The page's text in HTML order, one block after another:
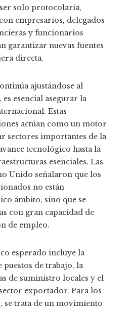
solo protocolaria,
empresarios, delegados
y funcionarios
garantizar nuevas fuentes
directa.
ajustándose al
esencial asegurar la
Estas
actúan como un motor
sectores importantes de la
tecnológico hasta la
esenciales. Las
Unido señalaron que los
no están
ámbito, sino que se
con gran capacidad de
de empleo.
esperado incluye la
puestos de trabajo, la
de suministro locales y el
exportador. Para los
se trata de un movimiento